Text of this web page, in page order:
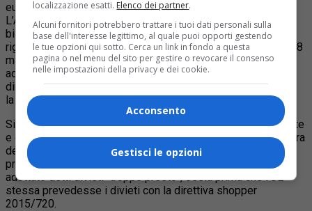
europeo”. E’ quanto chiarisce Assobioplastiche in una nota.
L’Associazione Italiana delle bioplastiche e dei materiali
biodegradabili e compostabili spiega che “la pronuncia
riguarda in concreto un vecchio decreto ministeriale (il DM 18
marzo 2013) che da tempo non è più in vigore che venne
adottato dall’Italia quando ancora non era stata emanata la
direttiva shopper 2015/720, che contempla espressamente
la possibilità per gli Stati di vietare i sacchetti di plastica”.
Si tratta di un giudizio relativo quindi a normative già abrogate
e del tutto superate dalle nuove e in cui, peraltro, la bocciatura
della Corte è su aspetti formali e procedurali (errori nel
processo di notifica all’UE). Si è contestato all’Italia di aver
adottato detti divieti “troppo presto”, ossia prima che l’UE
stessa prevedesse i divieti con la direttiva shopper
2015/720.
localizzazione esatti. Elenco dei partner.
Alcuni fornitori potrebbero trattare i tuoi dati personali sulla
base dell'interesse legittimo, al quale puoi opporti gestendo
le tue opzioni qui sotto. Cerca un link in fondo a questa
pagina o nel menu del sito per gestire o revocare il consenso
nelle impostazioni della privacy e dei cookie.
Acconsento
Gestisci le opzioni